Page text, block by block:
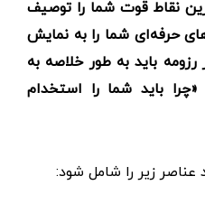
نقاط قوت شما را توصیف
حرفه‌ای شما را به نمایش
باید به طور خلاصه به
باید شما را استخدام
عناصر زیر را شامل شود: